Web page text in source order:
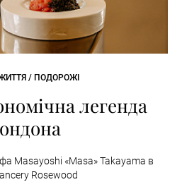
/ ПОДОРОЖІ
легенда
Masayoshi «Masa» Takayama в
Rosewood